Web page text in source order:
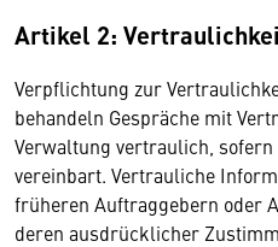
Artikel 2:
Verpflichtung zur
behandeln Gespräche mit
Verwaltung vertraulich,
vereinbart. Vertrauliche
früheren Auftraggebern oder
deren ausdrücklicher